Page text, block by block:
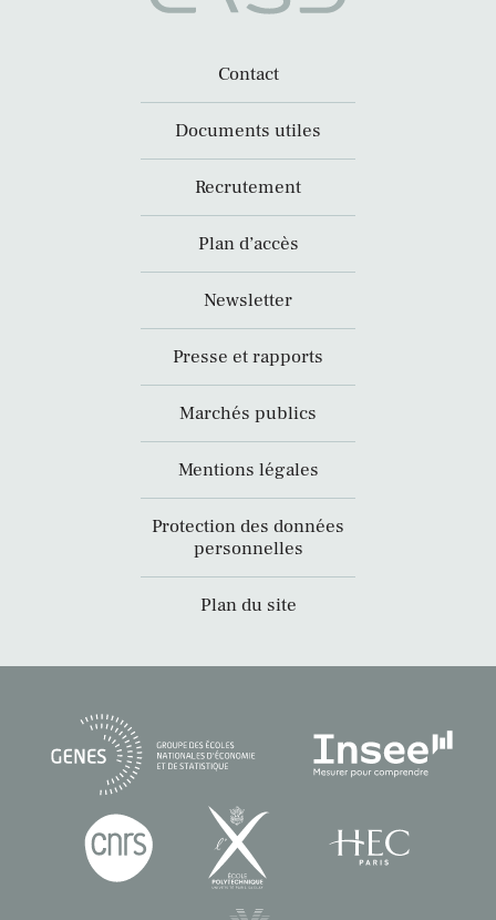
Contact
Documents utiles
Recrutement
Plan d’accès
Newsletter
Presse et rapports
Marchés publics
Mentions légales
Protection des données
personnelles
Plan du site